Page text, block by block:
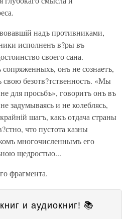
надъ противниками,
исполненъ в?ры въ
своего сана.
онъ не сознаетъ,
безотв?тственность. «Мы
для просьбъ», говоритъ онъ въ
задумываясь и не колеблясь,
шагъ, какъ отдача страны
что пустота казны
многочисленнымъ его
щедростью...
фрагмента.
и аудиокниг! 📚